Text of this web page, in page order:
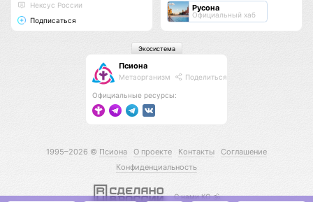
Нексус России
Подписаться
Русона
Официальный хаб
Псиона
Метаорганизм Поделиться
Официальные ресурсы:
Экосистема
1995–2026 © Псиона О проекте Контакты
Соглашение
Конфиденциальность
С нами КО 🕉️